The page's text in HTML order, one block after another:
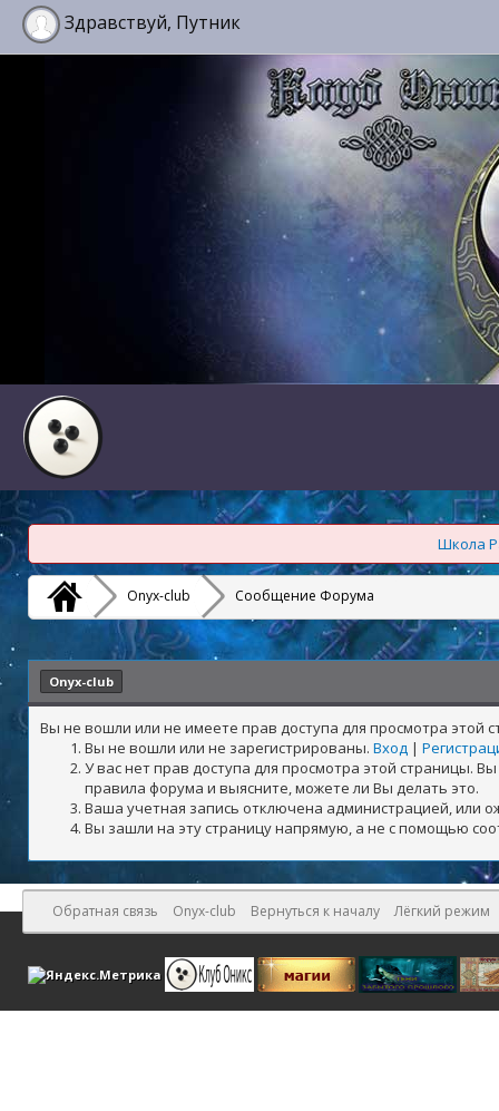
Здравствуй, Путник
Школа
Onyx-club Сообщение Форума
Onyx-club
Вы не вошли или не имеете прав доступа для просмотра
Вы не вошли или не зарегистрированы. Вход |
У вас нет прав доступа для просмотра этой страницы.
правила форума и выясните, можете ли Вы делать это.
Ваша учетная запись отключена администрацией, или
Вы зашли на эту страницу напрямую, а не с помощью
Обратная связь Onyx-club Вернуться к началу Лёгкий режим